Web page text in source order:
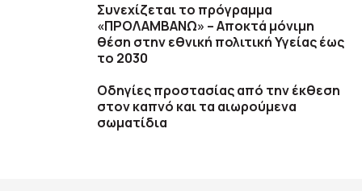
Συνεχίζεται το πρόγραμμα
«ΠΡΟΛΑΜΒΑΝΩ» – Αποκτά μόνιμη
θέση στην εθνική πολιτική Υγείας έως
το 2030
Οδηγίες προστασίας από την έκθεση
στον καπνό και τα αιωρούμενα
σωματίδια